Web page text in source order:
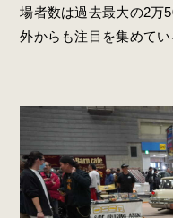
場者数は過去最大の2万
外からも注目を集めて